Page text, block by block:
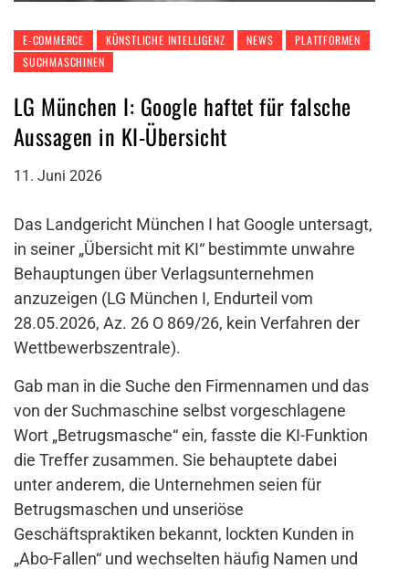
E-COMMERCE KÜNSTLICHE INTELLIGENZ NEWS
PLATTFORMEN
SUCHMASCHINEN
LG München I: Google haftet für falsche
Aussagen in KI-Übersicht
11. Juni 2026
Das Landgericht München I hat Google untersagt,
in seiner „Übersicht mit KI“ bestimmte unwahre
Behauptungen über Verlagsunternehmen
anzuzeigen (LG München I, Endurteil vom
28.05.2026, Az. 26 O 869/26, kein Verfahren der
Wettbewerbszentrale).
Gab man in die Suche den Firmennamen und das
von der Suchmaschine selbst vorgeschlagene
Wort „Betrugsmasche“ ein, fasste die KI-Funktion
die Treffer zusammen. Sie behauptete dabei
unter anderem, die Unternehmen seien für
Betrugsmaschen und unseriöse
Geschäftspraktiken bekannt, lockten Kunden in
„Abo-Fallen“ und wechselten häufig Namen und